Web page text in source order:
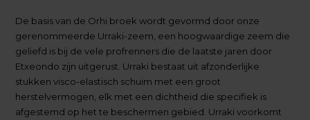
De basis van de Orhi broek wordt gevormd door onze
gerenommeerde Urraki-zeem, een hoogwaardige zeem die
geliefd is bij de vele profrenners die de laatste jaren door
Etxeondo zijn uitgerust. Urraki bestaat uit afzonderlijke
stukken visco-elastisch schuim met een groot
herstelvermogen, elk met een dichtheid die specifiek is
afgestemd op het te beschermen gebied. Urraki voorkomt